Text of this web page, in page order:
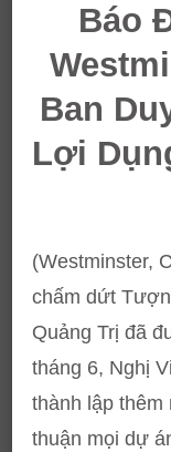
Báo
Ban
Lợi
(Westminster,
chấm dứt
Quảng Trị đã
tháng 6, Nghị
thành lập thêm
thuận mọi dự